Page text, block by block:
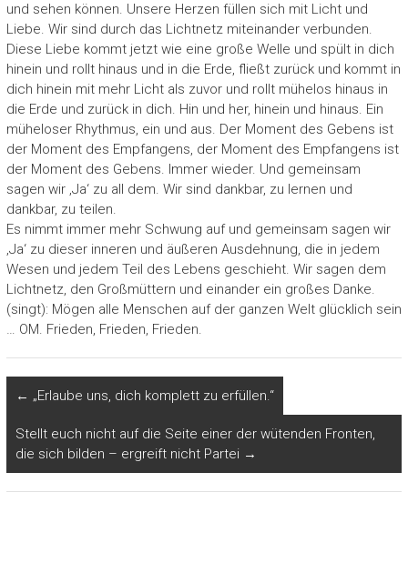
und sehen können. Unsere Herzen füllen sich mit Licht und
Liebe. Wir sind durch das Lichtnetz miteinander verbunden.
Diese Liebe kommt jetzt wie eine große Welle und spült in dich
hinein und rollt hinaus und in die Erde, fließt zurück und kommt in
dich hinein mit mehr Licht als zuvor und rollt mühelos hinaus in
die Erde und zurück in dich. Hin und her, hinein und hinaus. Ein
müheloser Rhythmus, ein und aus. Der Moment des Gebens ist
der Moment des Empfangens, der Moment des Empfangens ist
der Moment des Gebens. Immer wieder. Und gemeinsam
sagen wir ‚Ja‘ zu all dem. Wir sind dankbar, zu lernen und
dankbar, zu teilen.
Es nimmt immer mehr Schwung auf und gemeinsam sagen wir
‚Ja‘ zu dieser inneren und äußeren Ausdehnung, die in jedem
Wesen und jedem Teil des Lebens geschieht. Wir sagen dem
Lichtnetz, den Großmüttern und einander ein großes Danke.
(singt): Mögen alle Menschen auf der ganzen Welt glücklich sein
… OM. Frieden, Frieden, Frieden.
← „Erlaube uns, dich komplett zu erfüllen.“
Stellt euch nicht auf die Seite einer der wütenden Fronten,
die sich bilden – ergreift nicht Partei →